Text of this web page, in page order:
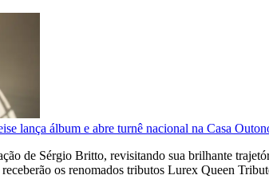
lança álbum e abre turnê nacional na Casa
de Sérgio Britto, revisitando sua brilhante
os renomados tributos Lurex Queen